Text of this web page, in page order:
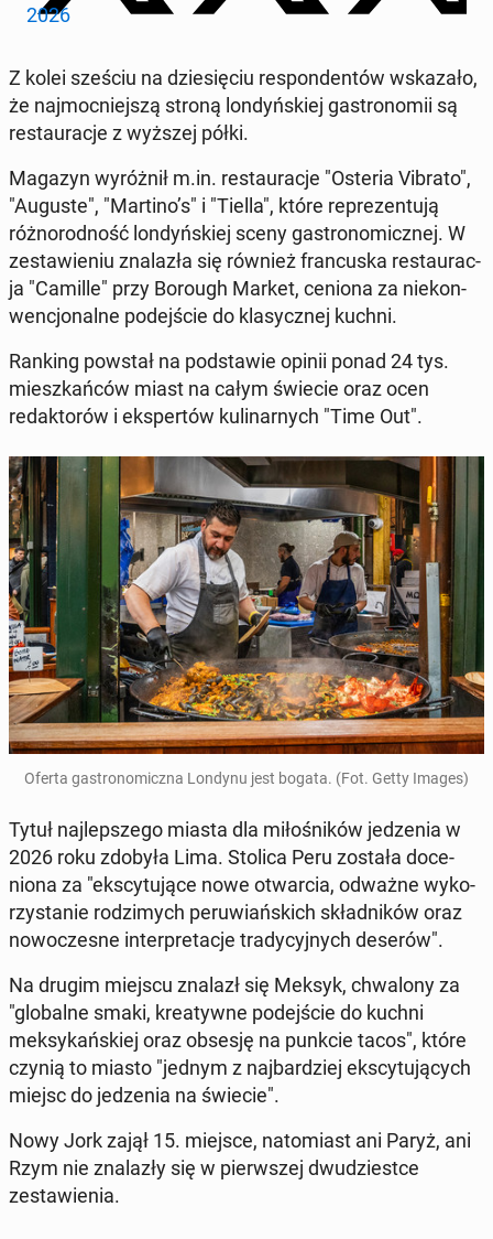
2026
Z kolei sześciu na dziesię­ciu re­spon­den­tów wskaza­ło,
że na­j­moc­niejszą stroną londyńskiej gas­tronomii są
restau­rac­je z wyższej półki.
Magazyn wyróżnił m.in. restau­rac­je "Osteria Vibrato",
"Auguste", "Martino’s" i "Tiella", które reprezen­tu­ją
różnorod­ność londyńskiej sceny gas­tro­nom­icznej. W
zestaw­ie­niu znalazła się również fran­cus­ka restau­rac­
ja "Camille" przy Borough Market, ceniona za niekon­
wencjon­alne pode­jś­cie do klasy­cznej kuchni.
Ranking powstał na pod­staw­ie opinii ponad 24 tys.
mieszkańców miast na całym świecie oraz ocen
redak­torów i ekspertów kuli­narnych "Time Out".
Oferta gas­tro­nom­icz­na Londynu jest bogata. (Fot. Getty Images)
Tytuł na­jlep­szego miasta dla miłośników jedzenia w
2026 roku zdobyła Lima. Stolica Peru została doce­
niona za "ekscy­tu­jące nowe ot­war­cia, odważne wyko­
rzys­tanie rodz­imych pe­ruwiańs­kich skład­ników oraz
nowoczesne in­ter­pre­tac­je trady­cyjnych deserów".
Na drugim miejscu znalazł się Meksyk, chwalony za
"glob­alne smaki, kreaty­wne pode­jś­cie do kuchni
meksykańskiej oraz obsesję na punkcie tacos", które
czynią to miasto "jednym z na­jbardziej ekscy­tu­ją­cych
miejsc do jedzenia na świecie".
Nowy Jork zajął 15. miejsce, nato­mi­ast ani Paryż, ani
Rzym nie znalazły się w pier­wszej dwudzi­estce
zestaw­ienia.